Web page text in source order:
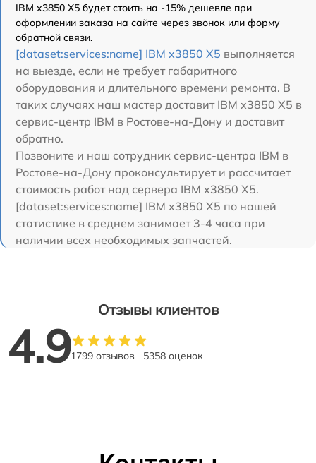
IBM x3850 X5 будет стоить на -15% дешевле при
оформлении заказа на сайте через звонок или форму
обратной связи.
[dataset:services:name] IBM x3850 X5 выполняется
на выезде, если не требует габаритного
оборудования и длительного времени ремонта. В
таких случаях наш мастер доставит IBM x3850 X5 в
сервис-центр IBM в Ростове-на-Дону и доставит
обратно.
Позвоните и наш сотрудник сервис-центра IBM в
Ростове-на-Дону проконсультирует и рассчитает
стоимость работ над сервера IBM x3850 X5.
[dataset:services:name] IBM x3850 X5 по нашей
статистике в среднем занимает 3-4 часа при
наличии всех необходимых запчастей.
Отзывы клиентов
4.91799 отзывов 5358 оценок